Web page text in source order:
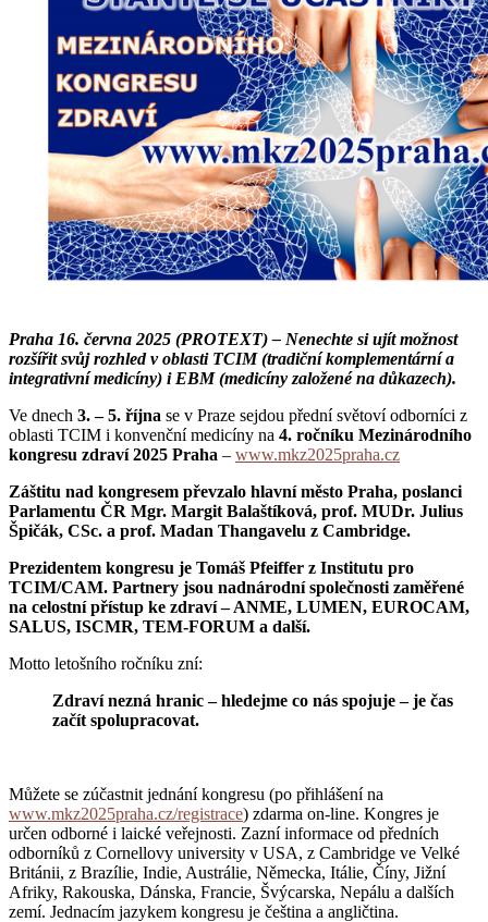
Praha 16. června 2025 (PROTEXT) – Nenechte si ujít možnost
rozšířit svůj rozhled v oblasti TCIM (tradiční komplementární a
integrativní medicíny) i EBM (medicíny založené na důkazech).
Ve dnech 3. – 5. října se v Praze sejdou přední světoví odborníci z
oblasti TCIM i konvenční medicíny na 4. ročníku Mezinárodního
kongresu zdraví 2025 Praha – www.mkz2025praha.cz
Záštitu nad kongresem převzalo hlavní město Praha, poslanci
Parlamentu ČR Mgr. Margit Balaštíková, prof. MUDr. Julius
Špičák, CSc. a prof. Madan Thangavelu z Cambridge.
Prezidentem kongresu je Tomáš Pfeiffer z Institutu pro
TCIM/CAM. Partnery jsou nadnárodní společnosti zaměřené
na celostní přístup ke zdraví – ANME, LUMEN, EUROCAM,
SALUS, ISCMR, TEM-FORUM a další.
Motto letošního ročníku zní:
Zdraví nezná hranic – hledejme co nás spojuje – je čas
začít spolupracovat.
Můžete se zúčastnit jednání kongresu (po přihlášení na
www.mkz2025praha.cz/registrace) zdarma on-line. Kongres je
určen odborné i laické veřejnosti. Zazní informace od předních
odborníků z Cornellovy university v USA, z Cambridge ve Velké
Británii, z Brazílie, Indie, Austrálie, Německa, Itálie, Číny, Jižní
Afriky, Rakouska, Dánska, Francie, Švýcarska, Nepálu a dalších
zemí. Jednacím jazykem kongresu je čeština a angličtina.